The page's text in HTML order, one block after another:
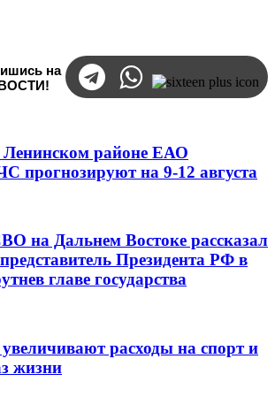
на
районе ЕАО
прогнозируют на 9-12 августа
на Дальнем Востоке рассказал
Президента РФ в
главе государства
расходы на спорт и
жизни